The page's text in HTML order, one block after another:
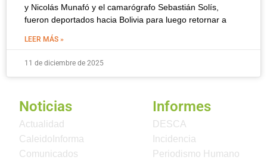
y Nicolás Munafó y el camarógrafo Sebastián Solís,
fueron deportados hacia Bolivia para luego retornar a
LEER MÁS »
11 de diciembre de 2025
Noticias
Actualidad
CaleidoInforma
Comunicados
Informes
DESCA
Incidencia
Periodismo Humano